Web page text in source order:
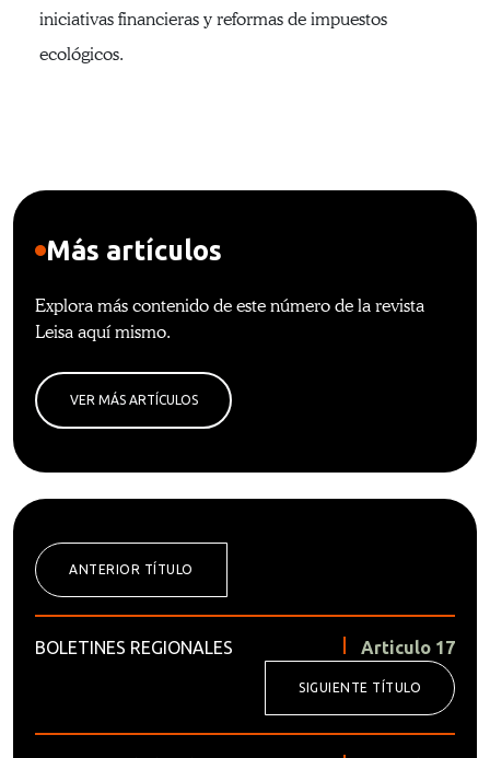
iniciativas financieras y reformas de impuestos
ecológicos.
Más artículos
Explora más contenido de este número de la revista
Leisa aquí mismo.
VER MÁS ARTÍCULOS
ANTERIOR TÍTULO
BOLETINES REGIONALES Articulo 17
SIGUIENTE TÍTULO